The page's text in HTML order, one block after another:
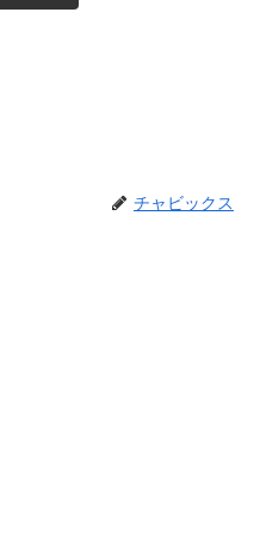
チャビックス